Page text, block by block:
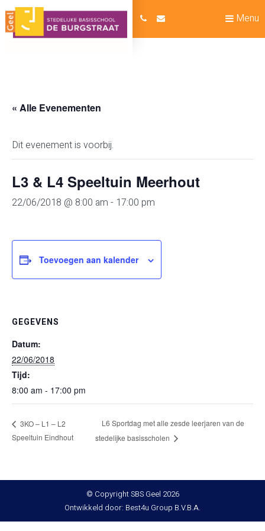
Menu
« Alle Evenementen
Dit evenement is voorbij.
L3 & L4 Speeltuin Meerhout
22/06/2018 @ 8:00 am - 17:00 pm
Toevoegen aan kalender
GEGEVENS
Datum:
22/06/2018
Tijd:
8:00 am - 17:00 pm
3KO – L1 – L2
Speeltuin Eindhout
L6 Sportdag met alle zesde leerjaren van de
stedelijke basisscholen
© Copyright SBS Geel 2026
Ontwikkeld door: Best4u Group B.V.B.A.